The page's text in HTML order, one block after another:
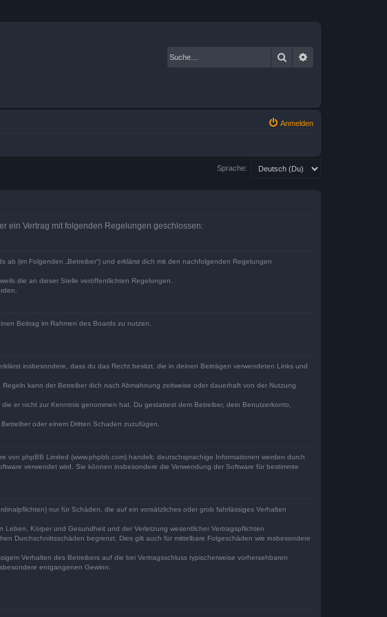
Suche
Anmelden
Sprache:
ein Vertrag mit folgenden Regelungen geschlossen:
ab (im Folgenden „Betreiber“) und erklärst dich mit den nachfolgenden Regelungen
die an dieser Stelle veröffentlichten Regelungen.
Beitrag im Rahmen des Boards zu nutzen.
insbesondere, dass du das Recht besitzt, die in deinen Beiträgen verwendeten Links und
kann der Betreiber dich nach Abmahnung zeitweise oder dauerhaft von der Nutzung
er nicht zur Kenntnis genommen hat. Du gestattest dem Betreiber, dein Benutzerkonto,
oder einem Dritten Schaden zuzufügen.
von phpBB Limited (www.phpbb.com) handelt; deutschsprachige Informationen werden durch
verwendet wird. Sie können insbesondere die Verwendung der Software für bestimmte
nur für Schäden, die auf ein vorsätzliches oder grob fahrlässiges Verhalten
Körper und Gesundheit und der Verletzung wesentlicher Vertragspflichten
Durchschnittsschäden begrenzt. Dies gilt auch für mittelbare Folgeschäden wie insbesondere
Verhalten des Betreibers auf die bei Vertragsschluss typischerweise vorhersehbaren
entgangenen Gewinn.